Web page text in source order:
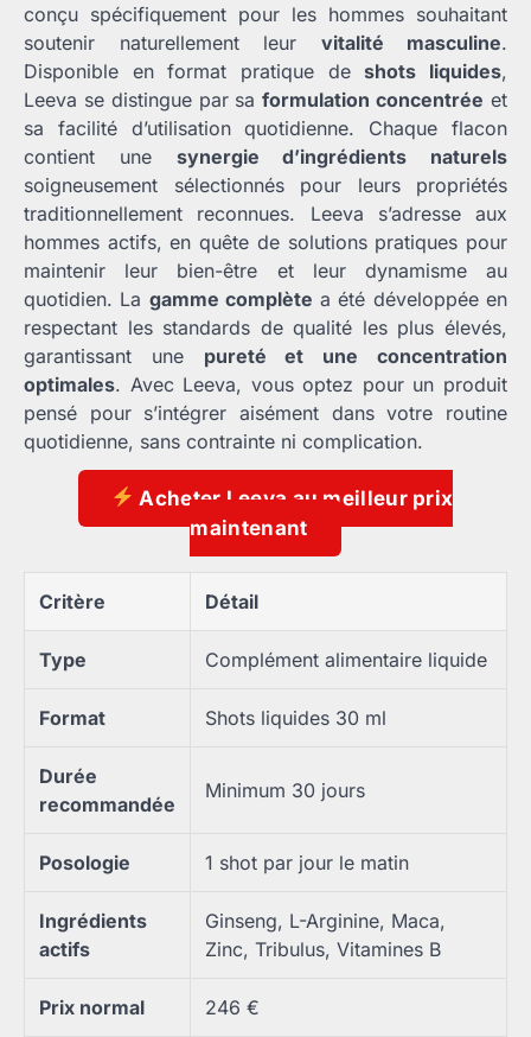
conçu spécifiquement pour les hommes souhaitant
soutenir naturellement leur vitalité masculine.
Disponible en format pratique deshots liquides,
Leeva se distingue par saformulation concentrée et
sa facilité d’utilisation quotidienne. Chaque flacon
contient une synergie d’ingrédients naturels
soigneusement sélectionnés pour leurs propriétés
traditionnellement reconnues. Leeva s’adresse aux
hommes actifs, en quête de solutions pratiques pour
maintenir leur bien-être et leur dynamisme au
quotidien. La gamme complète a été développée en
respectant les standards de qualité les plus élevés,
garantissant une pureté et une concentration
optimales. Avec Leeva, vous optez pour un produit
pensé pour s’intégrer aisément dans votre routine
quotidienne, sans contrainte ni complication.
Acheter Leeva au meilleur prix
maintenant
Critère Détail
Type Complément alimentaire liquide
Format Shots liquides 30 ml
Durée
recommandée
Minimum 30 jours
Posologie 1 shot par jour le matin
Ingrédients
actifs
Ginseng, L-Arginine, Maca,
Zinc, Tribulus, Vitamines B
Prix normal 246 €